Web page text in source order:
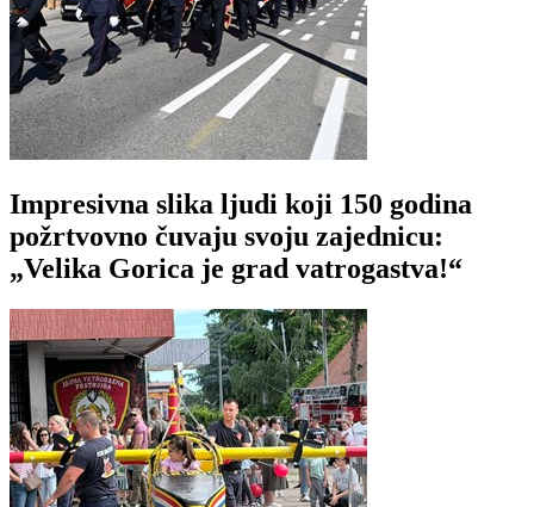
Impresivna slika ljudi koji 150 godina
požrtvovno čuvaju svoju zajednicu:
„Velika Gorica je grad vatrogastva!“